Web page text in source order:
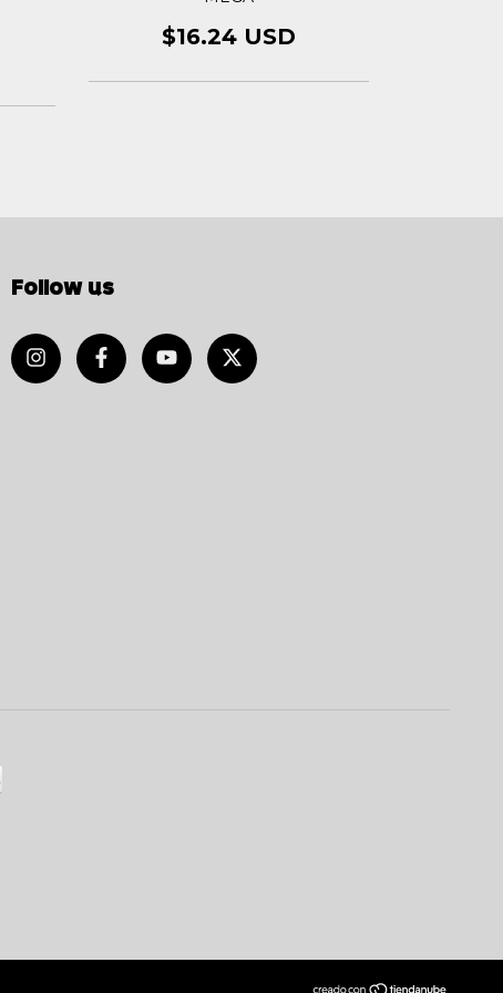
$16.24 USD
Follow us